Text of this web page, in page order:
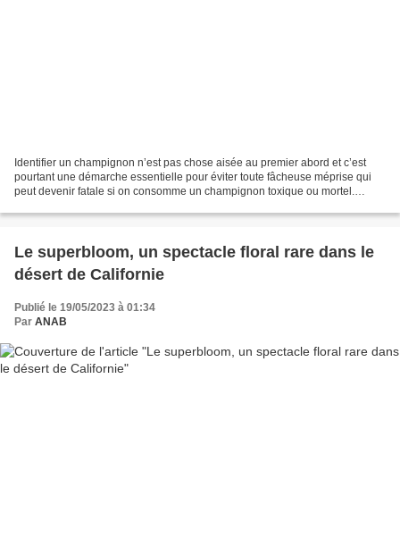
Identifier un champignon n’est pas chose aisée au premier abord et c’est
pourtant une démarche essentielle pour éviter toute fâcheuse méprise qui
peut devenir fatale si on consomme un champignon toxique ou mortel.
Le superbloom, un spectacle floral rare dans le
désert de Californie
Publié le 19/05/2023 à 01:34
Par ANAB